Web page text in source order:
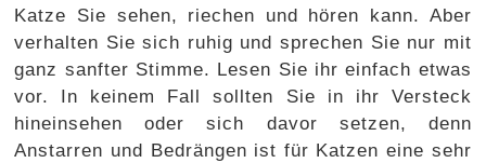
Katze Sie sehen, riechen und hören kann. Aber
verhalten Sie sich ruhig und sprechen Sie nur mit
ganz sanfter Stimme. Lesen Sie ihr einfach etwas
vor. In keinem Fall sollten Sie in ihr Versteck
hineinsehen oder sich davor setzen, denn
Anstarren und Bedrängen ist für Katzen eine sehr